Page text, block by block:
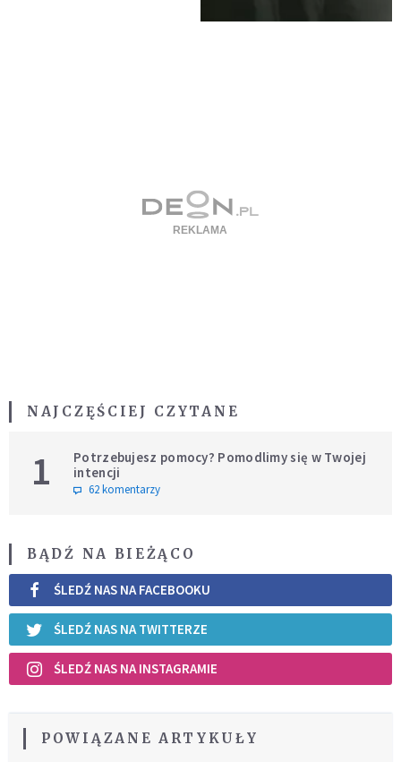
NAJCZĘŚCIEJ CZYTANE
1
Potrzebujesz pomocy? Pomodlimy się w Twojej
intencji
62 komentarzy
BĄDŹ NA BIEŻĄCO
ŚLEDŹ NAS NA FACEBOOKU
ŚLEDŹ NAS NA TWITTERZE
ŚLEDŹ NAS NA INSTAGRAMIE
POWIĄZANE ARTYKUŁY